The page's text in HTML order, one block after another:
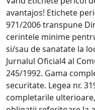
avantajos! Etichete
971/2006 transpune
cerintele minime
si/sau de sanatate la
Jurnalul Oficial4 al
245/1992. Gama
securitate. Legea nr.
completarile